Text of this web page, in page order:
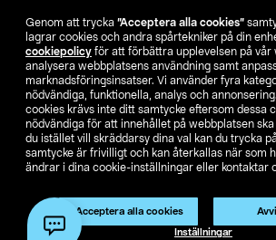
Genom att trycka ”Acceptera alla cookies”
lagrar cookies och andra spårtekniker på din
cookiepolicy för att förbättra upplevelsen på vår
analysera webbplatsens användning samt
marknadsföringsinsatser. Vi använder fyra
nödvändiga, funktionella, analys och
cookies krävs inte ditt samtycke eftersom dessa
nödvändiga för att innehållet på webbplatsen
du istället vill skräddarsy dina val kan du trycka
samtycke är frivilligt och kan återkallas när som
ändrar i dina cookie-inställningar eller kontaktar
Acceptera alla cookies
Inställningar
Produkten har utgått
Artikelnr: 38-9677
Hitta butik
SE NO FI
Ändra till priser exklusive